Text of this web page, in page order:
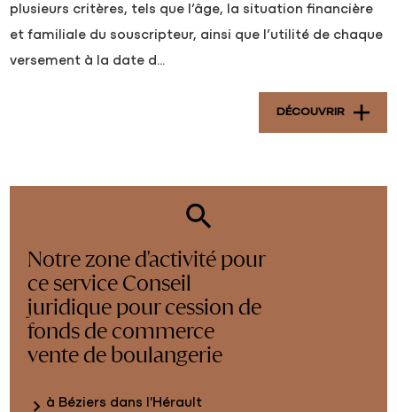
plusieurs critères, tels que l’âge, la situation financière
et familiale du souscripteur, ainsi que l’utilité de chaque
versement à la date d...
DÉCOUVRIR
Notre zone d'activité pour
ce service Conseil
juridique pour cession de
fonds de commerce
vente de boulangerie
à Béziers dans l'Hérault